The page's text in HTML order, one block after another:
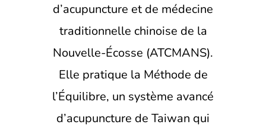
d’acupuncture et de médecine
traditionnelle chinoise de la
Nouvelle-Écosse (ATCMANS).
Elle pratique la Méthode de
l’Équilibre, un système avancé
d’acupuncture de Taiwan qui